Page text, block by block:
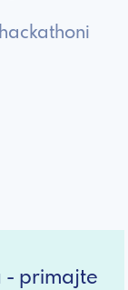
- primajte